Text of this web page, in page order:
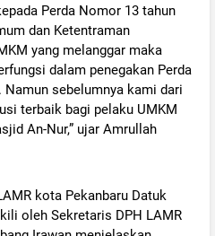
Perda Nomor 13 tahun
dan Ketentraman
yang melanggar maka
dalam penegakan Perda
sebelumnya kami dari
terbaik bagi pelaku UMKM
An-Nur,” ujar Amrullah
kota Pekanbaru Datuk
oleh Sekretaris DPH LAMR